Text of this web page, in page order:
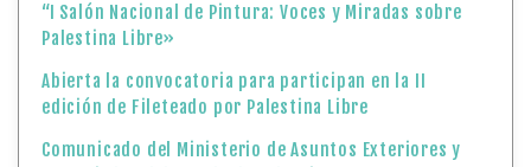
“I Salón Nacional de Pintura: Voces y Miradas sobre
Palestina Libre»
Abierta la convocatoria para participan en la II
edición de Fileteado por Palestina Libre
Comunicado del Ministerio de Asuntos Exteriores y